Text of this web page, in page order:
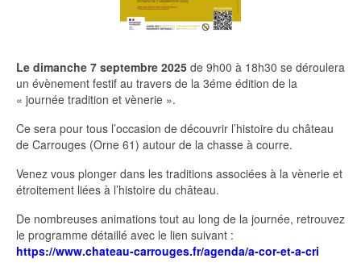
Le dimanche 7 septembre 2025 de 9h00 à 18h30 se déroulera
un évènement festif au travers de la 3éme édition de la
« journée tradition et vènerie ».
Ce sera pour tous l’occasion de découvrir l’histoire du château
de Carrouges (Orne 61) autour de la chasse à courre.
Venez vous plonger dans les traditions associées à la vènerie et
étroitement liées à l’histoire du château.
De nombreuses animations tout au long de la journée, retrouvez
le programme détaillé avec le lien suivant :
https://www.chateau-carrouges.fr/agenda/a-cor-et-a-cri